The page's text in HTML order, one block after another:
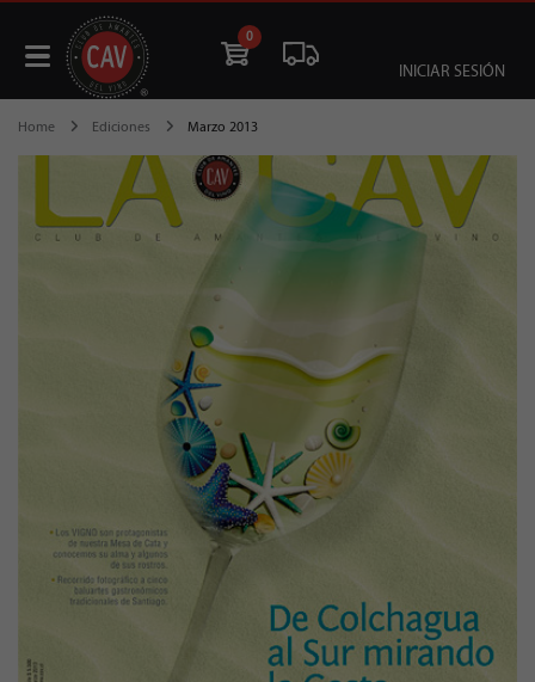
0
INICIAR SESIÓN
Home Ediciones Marzo 2013